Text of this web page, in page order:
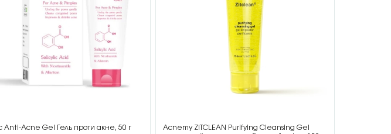
Anti-Acne Gel Гель проти акне, 50 г
Acnemy ZITCLEAN Purifying Cleansing Gel